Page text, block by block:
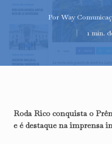
Por Way
1 min.
Roda Rico conquista o
e é destaque na imprensa